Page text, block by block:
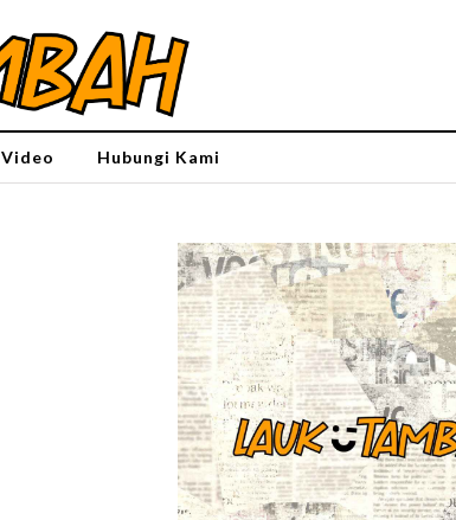
Video Hubungi Kami